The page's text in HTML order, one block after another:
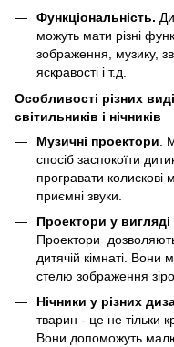
Функціональність.
можуть мати різні
зображення, музику,
яскравості і т.д.
Особливості різних
світильників і нічників
Музичні проектори .
спосіб заспокоїти
програвати колискові
приємні звуки.
Проектори у вигляді
Проектори
дитячій кімнаті. Вони
стелю зображення
Нічники у різних
тварин - це не тільки
Вони допоможуть